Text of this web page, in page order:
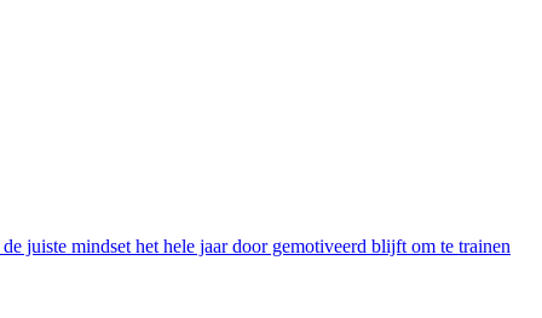
juiste mindset het hele jaar door gemotiveerd blijft om te trainen